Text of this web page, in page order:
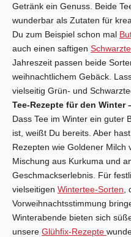
Getränk ein Genuss. Beide
wunderbar als Zutaten für
Du zum Beispiel schon mal
auch einen saftigen
Jahreszeit passen beide
weihnachtlichem Gebäck.
vielseitig Grün- und
Tee-Rezepte für den Winter
Dass Tee im Winter ein guter
ist, weißt Du bereits. Aber
Rezepten wie Goldener Milch
Mischung aus Kurkuma und
Geschmackserlebnis. Für
vielseitigen Wintertee-Sorten
Vorweihnachtsstimmung
Winterabende bieten sich
unsere Glühfix-Rezepte